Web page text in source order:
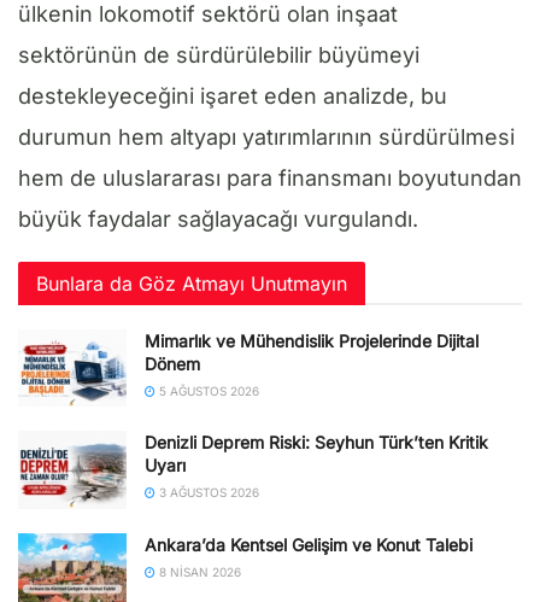
ülkenin lokomotif sektörü olan inşaat
sektörünün de sürdürülebilir büyümeyi
destekleyeceğini işaret eden analizde, bu
durumun hem altyapı yatırımlarının sürdürülmesi
hem de uluslararası para finansmanı boyutundan
büyük faydalar sağlayacağı vurgulandı.
Bunlara da Göz Atmayı Unutmayın
Mimarlık ve Mühendislik Projelerinde Dijital
Dönem
5 AĞUSTOS 2026
Denizli Deprem Riski: Seyhun Türk’ten Kritik
Uyarı
3 AĞUSTOS 2026
Ankara’da Kentsel Gelişim ve Konut Talebi
8 NISAN 2026